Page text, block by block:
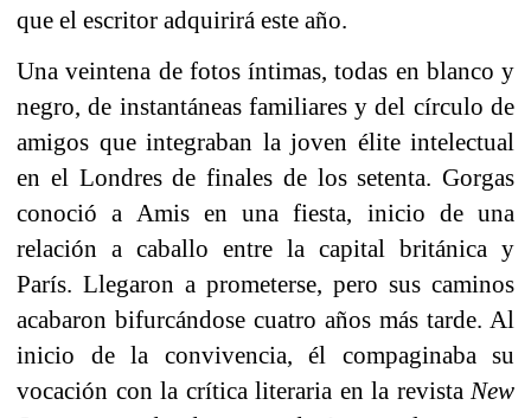
que el escritor adquirirá este año.
Una veintena de fotos íntimas, todas en blanco y
negro, de instantáneas familiares y del círculo de
amigos que integraban la joven élite intelectual
en el Londres de finales de los setenta. Gorgas
conoció a Amis en una fiesta, inicio de una
relación a caballo entre la capital británica y
París. Llegaron a prometerse, pero sus caminos
acabaron bifurcándose cuatro años más tarde. Al
inicio de la convivencia, él compaginaba su
vocación con la crítica literaria en la revista New